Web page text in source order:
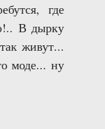
где
В дырку
живут...
моде... ну